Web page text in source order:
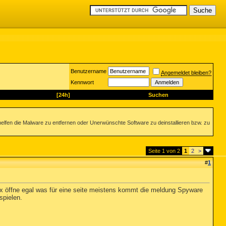
Benutzername
Angemeldet bleiben?
Kennwort
[24h] Suchen
die Malware zu entfernen oder Unerwünschte Software zu deinstallieren bzw. zu
Seite 1 von 2 1 2
>
#1
egal was für eine seite meistens kommt die meldung Spyware